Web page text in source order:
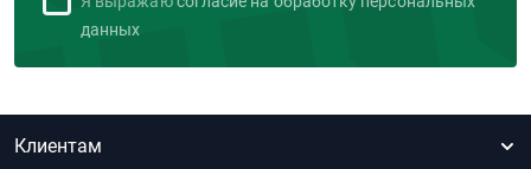
данных
Клиентам